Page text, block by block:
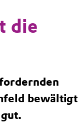
die
bewältigt